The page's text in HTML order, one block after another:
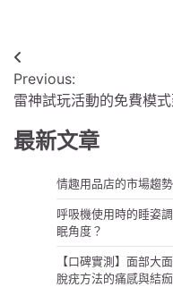
文
章
導
覽
Previous:
雷神試玩活動的免費模
最新文章
情趣用品店的市場趨
呼吸機使用時的睡姿
眠角度？
【口碑實測】面部大
脫疣方法的痛感與結